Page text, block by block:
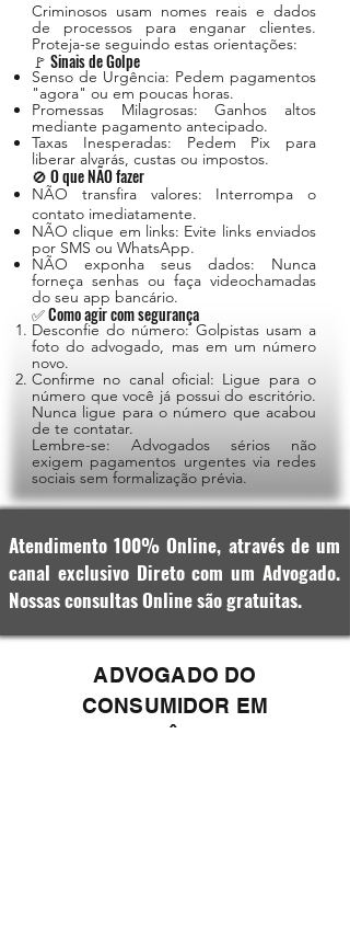
Criminosos usam nomes reais e dados
de processos para enganar clientes.
Proteja-se seguindo estas orientações:
🚩 Sinais de Golpe
Senso de Urgência: Pedem pagamentos
"agora" ou em poucas horas.
Promessas Milagrosas: Ganhos altos
mediante pagamento antecipado.
Taxas Inesperadas: Pedem Pix para
liberar alvarás, custas ou impostos.
🚫 O que NÃO fazer
NÃO transfira valores: Interrompa o
contato imediatamente.
NÃO clique em links: Evite links enviados
por SMS ou WhatsApp.
NÃO exponha seus dados: Nunca
forneça senhas ou faça videochamadas
do seu app bancário.
✅ Como agir com segurança
Desconfie do número: Golpistas usam a
foto do advogado, mas em um número
novo.
Confirme no canal oficial: Ligue para o
número que você já possui do escritório.
Nunca ligue para o número que acabou
de te contatar.
Lembre-se: Advogados sérios não
exigem pagamentos urgentes via redes
sociais sem formalização prévia.
Atendimento 100% Online, através de um
canal exclusivo Direto com um Advogado.
Nossas consultas Online são gratuitas.
ADVOGADO DO
CONSUMIDOR EM